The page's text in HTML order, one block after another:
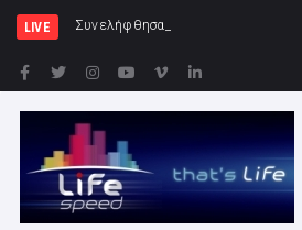
LIVE Συνελήφθησαν 2 άτομα για διάρρηξη